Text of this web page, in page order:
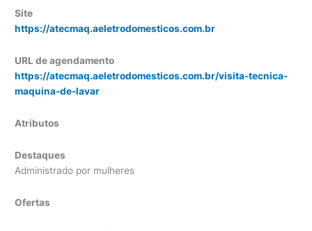
Site
https://atecmaq.aeletrodomesticos.com.br
URL de agendamento
https://atecmaq.aeletrodomesticos.com.br/visita-tecnica-
maquina-de-lavar
Atributos
Destaques
Administrado por mulheres
Ofertas